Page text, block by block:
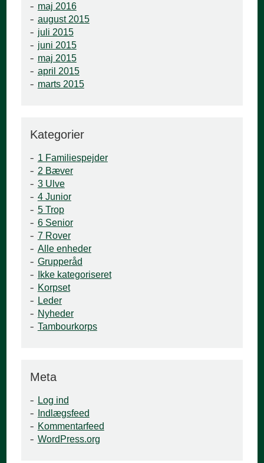
maj 2016
august 2015
juli 2015
juni 2015
maj 2015
april 2015
marts 2015
Kategorier
1 Familiespejder
2 Bæver
3 Ulve
4 Junior
5 Trop
6 Senior
7 Rover
Alle enheder
Grupperåd
Ikke kategoriseret
Korpset
Leder
Nyheder
Tambourkorps
Meta
Log ind
Indlægsfeed
Kommentarfeed
WordPress.org